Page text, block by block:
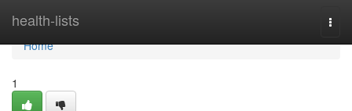
health-lists
Home
Home
1